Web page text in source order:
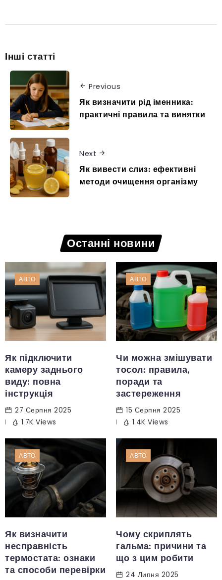
Інші статті
Previous
Як визначити рід іменника:
практичні правила та винятки
Next
Як вивести слиз: ефективні
методи очищення організму
Останні новини
АВТО
Як підключити
камеру заднього
виду: повна
інструкція
27 Серпня 2025
1.7K Views
АВТО
Чи можна змішувати
тосол: правила,
поради та
застереження
15 Серпня 2025
1.4K Views
АВТО
Як визначити
несправність
термостата: ознаки
та способи перевірки
АВТО
Чому скриплять
гальма: причини та
що з цим робити
24 Липня 2025